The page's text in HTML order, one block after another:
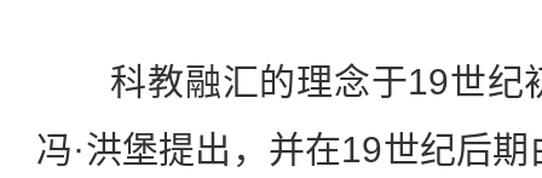
科教融汇的理念于19世纪
冯·洪堡提出，并在19世纪后